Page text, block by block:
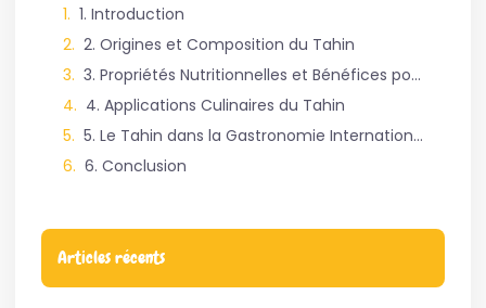
1. Introduction
2. Origines et Composition du Tahin
3. Propriétés Nutritionnelles et Bénéfices pour la Santé
4. Applications Culinaires du Tahin
5. Le Tahin dans la Gastronomie Internationale
6. Conclusion
Articles récents